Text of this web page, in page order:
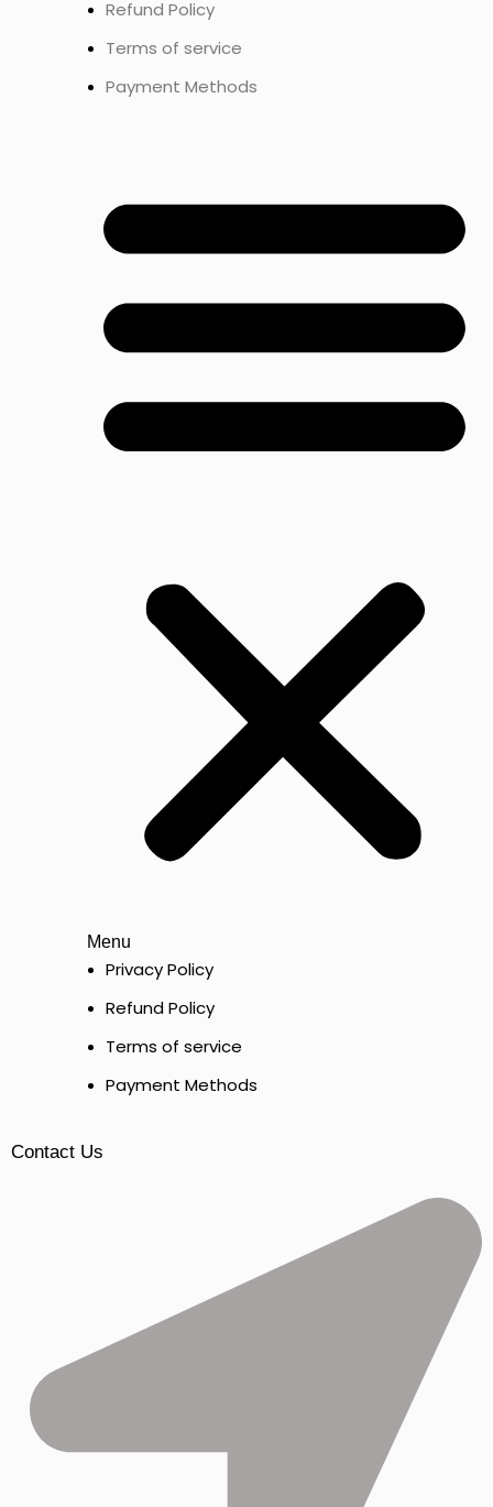
Refund Policy
Terms of service
Payment Methods
Menu
Privacy Policy
Refund Policy
Terms of service
Payment Methods
Contact Us